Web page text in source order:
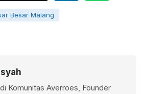
Besar Malang
Komunitas Averroes, Founder